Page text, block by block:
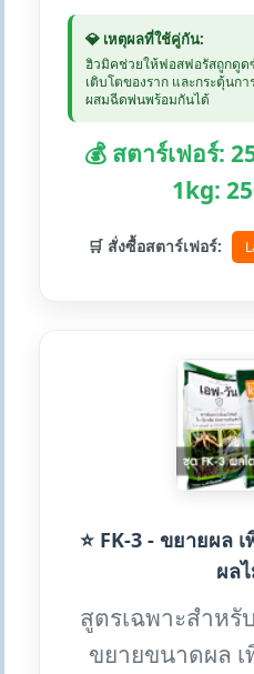
💎 เหตุผลที่ใช้คู่กัน:
ฮิวมิคช่วยให้ฟอสฟอรัสถูกดูด
เติบโตของราก และกระตุ้นก
ผสมฉีดพ่นพร้อมกันได้
💰 สตาร์เฟอร์:
1kg:
🛒 สั่งซื้อสตาร์เฟอร์:
⭐ FK-3 - ขยายผล
ผล
สูตรเฉพาะสำห
ขยายขนาดผล